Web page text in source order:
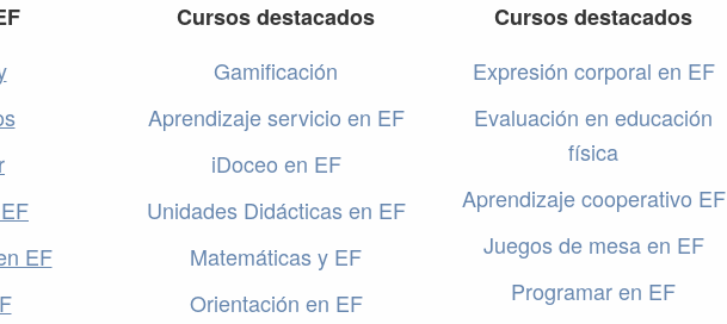
EF
Cursos destacados
Gamificación
Aprendizaje servicio en EF
iDoceo en EF
Unidades Didácticas en EF
Matemáticas y EF
Orientación en EF
Cursos destacados
Expresión corporal en EF
Evaluación en educación
física
Aprendizaje cooperativo EF
Juegos de mesa en EF
Programar en EF